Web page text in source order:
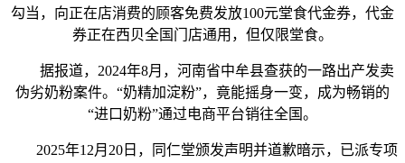
勾当，向正在店消费的顾客免费发放100元堂食代金券，代金
券正在西贝全国门店通用，但仅限堂食。
据报道，2024年8月，河南省中牟县查获的一路出产发卖
伪劣奶粉案件。“奶精加淀粉”，竟能摇身一变，成为畅销的
“进口奶粉”通过电商平台销往全国。
2025年12月20日，同仁堂颁发声明并道歉暗示，已派专项